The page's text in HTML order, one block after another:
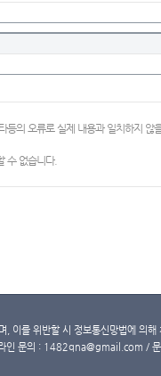
등의 오류로 실제 내용과 일치하지
수 없습니다.
, 이를 위반할 시 정보통신망법에 의
인 문의 : 1482qna@gmail.com /